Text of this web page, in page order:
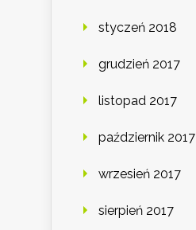
styczeń 2018
grudzień 2017
listopad 2017
październik 2017
wrzesień 2017
sierpień 2017